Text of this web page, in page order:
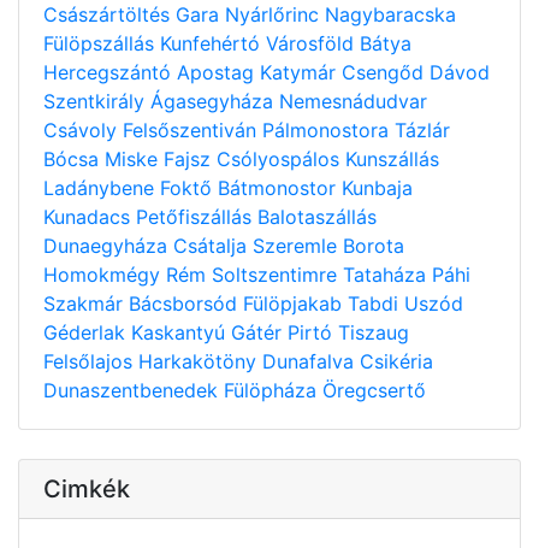
Császártöltés Gara Nyárlőrinc Nagybaracska
Fülöpszállás Kunfehértó Városföld Bátya
Hercegszántó Apostag Katymár Csengőd Dávod
Szentkirály Ágasegyháza Nemesnádudvar
Csávoly Felsőszentiván Pálmonostora Tázlár
Bócsa Miske Fajsz Csólyospálos Kunszállás
Ladánybene Foktő Bátmonostor Kunbaja
Kunadacs Petőfiszállás Balotaszállás
Dunaegyháza Csátalja Szeremle Borota
Homokmégy Rém Soltszentimre Tataháza Páhi
Szakmár Bácsborsód Fülöpjakab Tabdi Uszód
Géderlak Kaskantyú Gátér Pirtó Tiszaug
Felsőlajos Harkakötöny Dunafalva Csikéria
Dunaszentbenedek Fülöpháza Öregcsertő
Cimkék